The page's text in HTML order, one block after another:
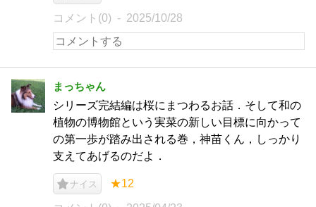
コメント(0) 2025/10/28
まっちゃん
シリーズ完結編は桜にまつわるお話．そして和の
植物の博物館という実菜の新しい目標に向かって
の第一歩が踏み出される巻，神苗くん，しっかり
支えてあげるのだよ．
ナイス ★12